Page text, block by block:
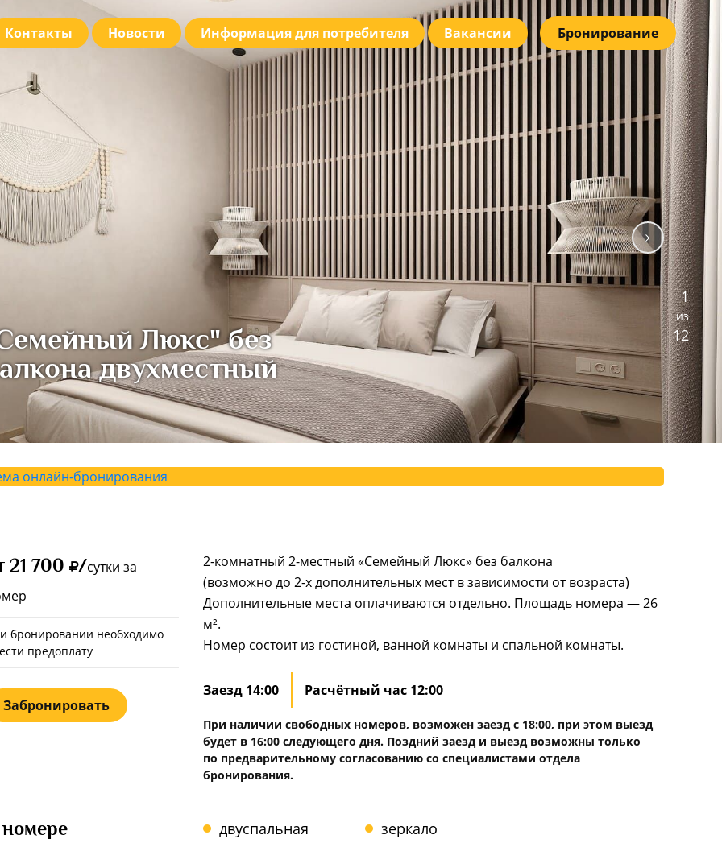
Контакты Новости Информация для потребителя Вакансии Бронирование
1
из
12
Люкс" без
двухместный
онлайн-бронирования
21 700 /сутки за
бронировании необходимо
предоплату
Забронировать
2-комнатный 2-местный «Семейный Люкс» без балкона
(возможно до 2-х дополнительных мест в зависимости от возраста)
Дополнительные места оплачиваются отдельно. Площадь номера — 26
м².
Номер состоит из гостиной, ванной комнаты и спальной комнаты.
Заезд 14:00 Расчётный час 12:00
При наличии свободных номеров, возможен заезд с 18:00, при этом выезд
будет в 16:00 следующего дня. Поздний заезд и выезд возможны только
по предварительному согласованию со специалистами отдела
бронирования.
двуспальная
зеркало